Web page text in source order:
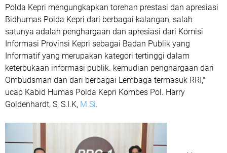
Polda Kepri mengungkapkan torehan prestasi dan apresiasi
Bidhumas Polda Kepri dari berbagai kalangan, salah
satunya adalah penghargaan dan apresiasi dari Komisi
Informasi Provinsi Kepri sebagai Badan Publik yang
Informatif yang merupakan kategori tertinggi dalam
keterbukaan informasi publik. kemudian penghargaan dari
Ombudsman dan dari berbagai Lembaga termasuk RRI,"
ucap Kabid Humas Polda Kepri Kombes Pol. Harry
Goldenhardt, S, S.I.K, M.Si.